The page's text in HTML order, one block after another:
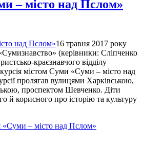
– місто над Пслом»
16 травня 2017 року
(керівники: Сліпченко
краєзнавчого відділу
містом Суми «Суми – місто над
пролягав вулицями Харківською,
проспектом Шевченко. Діти
й корисного про історію та культуру
«Суми – місто над Пслом»